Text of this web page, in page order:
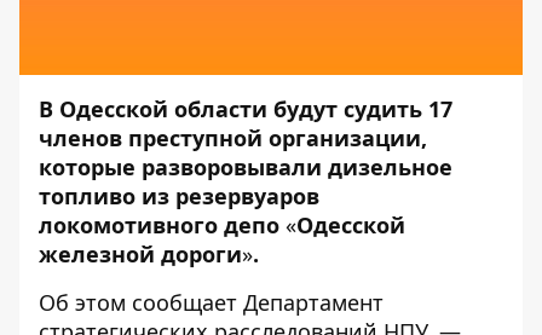
В Одесской области будут судить 17
членов преступной организации,
которые разворовывали дизельное
топливо из резервуаров
локомотивного депо «Одесской
железной дороги».
Об этом сообщает Департамент